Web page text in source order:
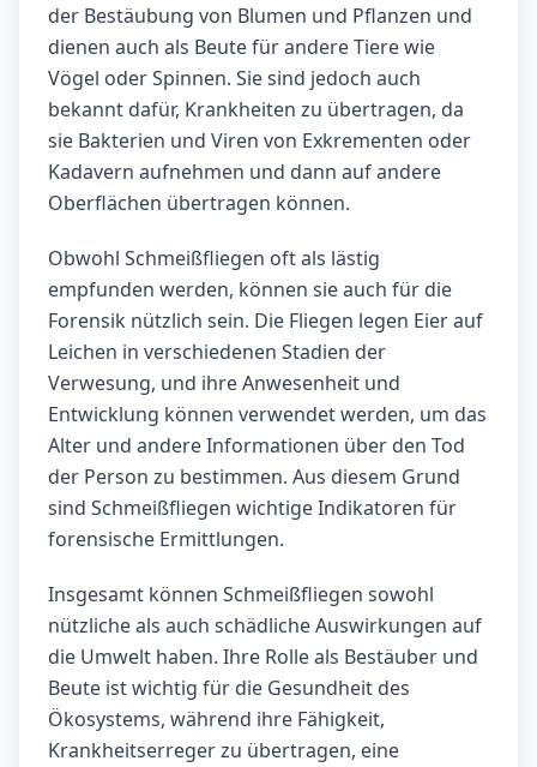
der Bestäubung von Blumen und Pflanzen und
dienen auch als Beute für andere Tiere wie
Vögel oder Spinnen. Sie sind jedoch auch
bekannt dafür, Krankheiten zu übertragen, da
sie Bakterien und Viren von Exkrementen oder
Kadavern aufnehmen und dann auf andere
Oberflächen übertragen können.
Obwohl Schmeißfliegen oft als lästig
empfunden werden, können sie auch für die
Forensik nützlich sein. Die Fliegen legen Eier auf
Leichen in verschiedenen Stadien der
Verwesung, und ihre Anwesenheit und
Entwicklung können verwendet werden, um das
Alter und andere Informationen über den Tod
der Person zu bestimmen. Aus diesem Grund
sind Schmeißfliegen wichtige Indikatoren für
forensische Ermittlungen.
Insgesamt können Schmeißfliegen sowohl
nützliche als auch schädliche Auswirkungen auf
die Umwelt haben. Ihre Rolle als Bestäuber und
Beute ist wichtig für die Gesundheit des
Ökosystems, während ihre Fähigkeit,
Krankheitserreger zu übertragen, eine